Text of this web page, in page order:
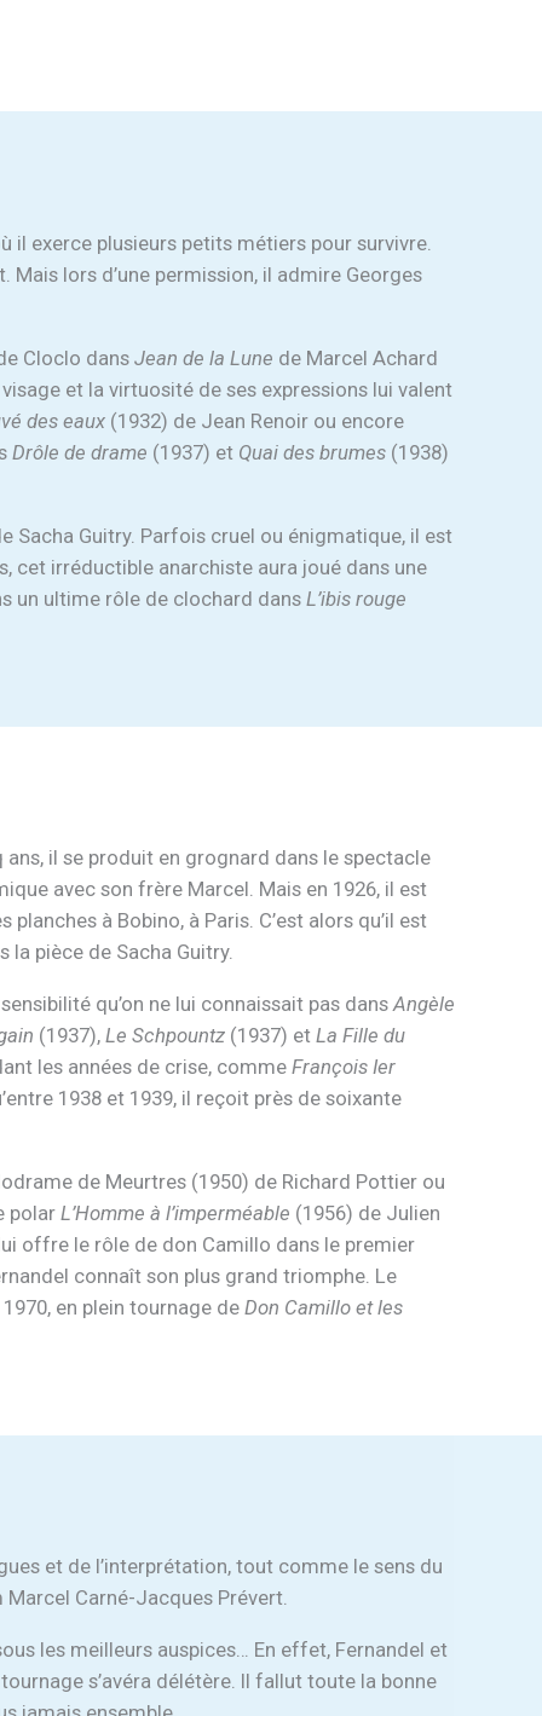
il exerce plusieurs petits métiers pour survivre.
Mais lors d’une permission, il admire Georges
Cloclo dans Jean de la Lune de Marcel Achard
et la virtuosité de ses expressions lui valent
des eaux (1932) de Jean Renoir ou encore
Drôle de drame (1937) et Quai des brumes (1938)
Sacha Guitry. Parfois cruel ou énigmatique, il est
cet irréductible anarchiste aura joué dans une
un ultime rôle de clochard dans L’ibis rouge
ans, il se produit en grognard dans le spectacle
avec son frère Marcel. Mais en 1926, il est
à Bobino, à Paris. C’est alors qu’il est
la pièce de Sacha Guitry.
qu’on ne lui connaissait pas dansAngèle
(1937), Le Schpountz (1937) et La Fille du
les années de crise, comme François Ier
1938 et 1939, il reçoit près de soixante
de Meurtres (1950) de Richard Pottier ou
polar L’Homme à l’imperméable (1956) de Julien
offre le rôle de don Camillo dans le premier
connaît son plus grand triomphe. Le
en plein tournage de Don Camillo et les
et de l’interprétation, tout comme le sens du
Carné-Jacques Prévert.
les meilleurs auspices… En effet, Fernandel et
s’avéra délétère. Il fallut toute la bonne